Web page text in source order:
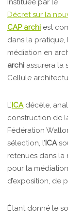
Instituée par le
Décret sur la
CAP archi est
dans la pratique,
médiation en
archi assurera la
Cellule
L’ ICAdécèle,
construction de
Fédération
sélection, l’ ICA
retenues dans la
pour la
d’exposition, de
Étant donné le